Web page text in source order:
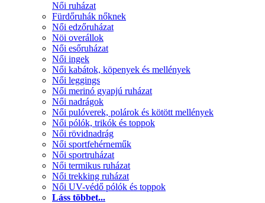
Női ruházat
Fürdőruhák nőknek
Női edzőruházat
Nöi overállok
Női esőruházat
Női ingek
Női kabátok, köpenyek és mellények
Női leggings
Női merinó gyapjú ruházat
Női nadrágok
Női pulóverek, polárok és kötött mellények
Női pólók, trikók és toppok
Női rövidnadrág
Női sportfehérneműk
Női sportruházat
Női termikus ruházat
Női trekking ruházat
Női UV-védő pólók és toppok
Láss többet...